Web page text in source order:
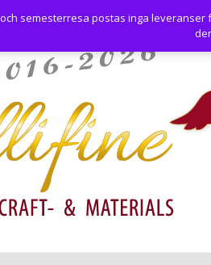
semesterresa postas inga